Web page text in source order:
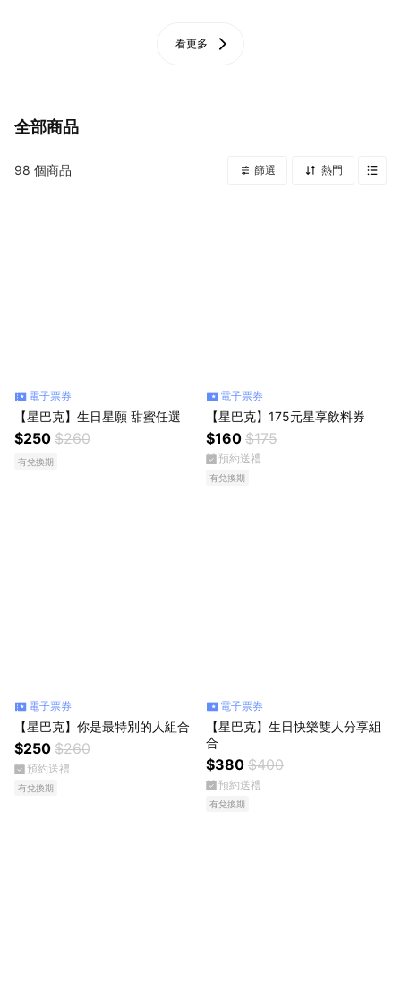
看更多
全部商品
98 個商品 篩選 熱門
電子票券
【星巴克】生日星願 甜蜜任選
$250 $260
有兌換期
電子票券
【星巴克】175元星享飲料券
$160 $175
預約送禮
有兌換期
電子票券
【星巴克】你是最特別的人組合
$250 $260
預約送禮
有兌換期
電子票券
【星巴克】生日快樂雙人分享組
合
$380 $400
預約送禮
有兌換期